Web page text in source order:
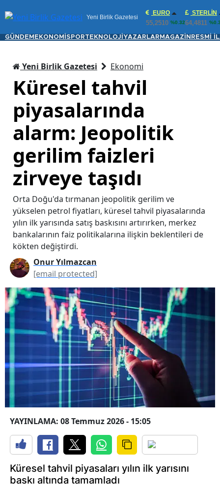
Yeni Birlik Gazetesi
EURO
55,2510 %0.32
STERLIN
64,4811
GÜNDEM EKONOMİ SPORTEKNOLOJİ YAZARLAR MAGAZİN RESMİ
Yeni Birlik Gazetesi Ekonomi
Küresel tahvil
piyasalarında
alarm: Jeopolitik
gerilim faizleri
zirveye taşıdı
Orta Doğu'da tırmanan jeopolitik gerilim ve
yükselen petrol fiyatları, küresel tahvil piyasalarında
yılın ilk yarısında satış baskısını artırırken, merkez
bankalarının faiz politikalarına ilişkin beklentileri de
kökten değiştirdi.
Onur Yılmazcan
[email protected]
YAYINLAMA: 08 Temmuz 2026 - 15:05
Küresel tahvil piyasaları yılın ilk yarısını
baskı altında tamamladı